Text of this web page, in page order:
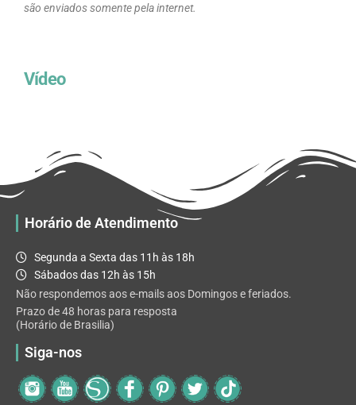
são enviados somente pela internet.
Vídeo
Horário de Atendimento
Segunda a Sexta das 11h às 18h
Sábados das 12h às 15h
Não respondemos aos e-mails aos Domingos e feriados.
Prazo de 48 horas para resposta
(Horário de Brasilia)
Siga-nos